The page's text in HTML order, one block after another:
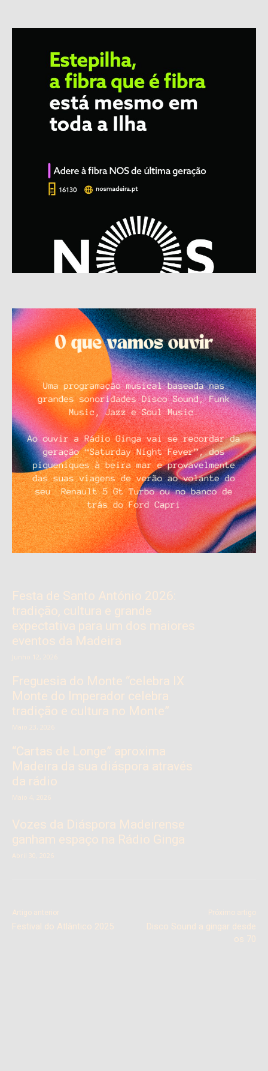
Festa de Santo António 2026:
tradição, cultura e grande
expectativa para um dos maiores
eventos da Madeira
Junho 12, 2026
Freguesia do Monte “celebra IX
Monte do Imperador celebra
tradição e cultura no Monte”
Maio 23, 2026
“Cartas de Longe” aproxima
Madeira da sua diáspora através
da rádio
Maio 4, 2026
Vozes da Diáspora Madeirense
ganham espaço na Rádio Ginga
Abril 30, 2026
Artigo anterior
Festival do Atlântico 2025
Próximo artigo
Disco Sound a gingar desde
os 70